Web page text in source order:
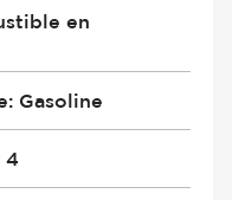
en
: Gasoline
4